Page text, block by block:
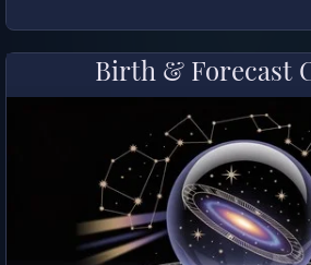
Birth & Forecast